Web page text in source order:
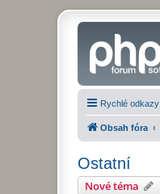
Rychlé odkazy
Obsah fóra
Ostatní
Nové téma